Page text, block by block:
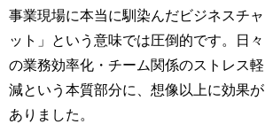
事業現場に本当に馴染んだビジネスチャ
ット」という意味では圧倒的です。日々
の業務効率化・チーム関係のストレス軽
減という本質部分に、想像以上に効果が
ありました。